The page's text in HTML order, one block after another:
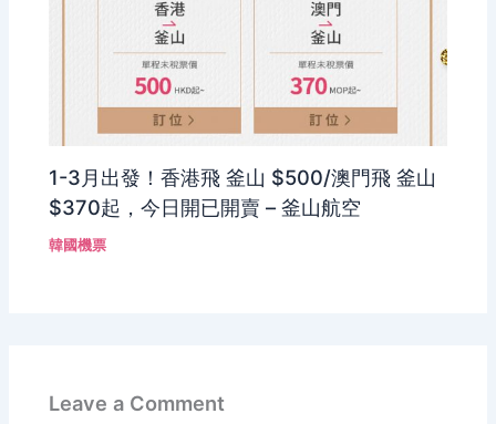
1-3月出發！香港飛 釜山 $500/澳門飛 釜山
$370起，今日開已開賣 – 釜山航空
韓國機票
Leave a Comment